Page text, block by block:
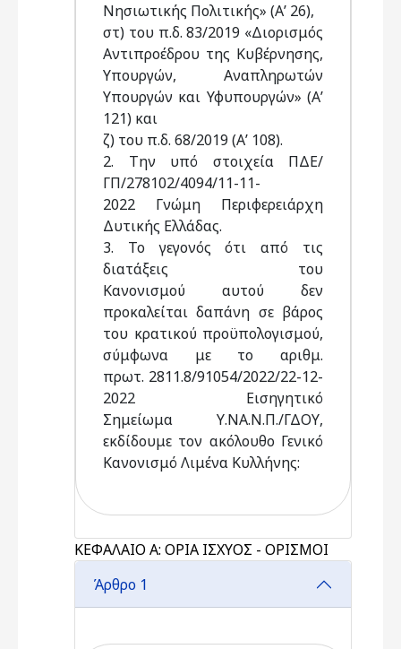
Νησιωτικής Πολιτικής» (Α’ 26),
στ) του π.δ. 83/2019 «Διορισμός
Αντιπροέδρου της Κυβέρνησης,
Υπουργών, Αναπληρωτών
Υπουργών και Υφυπουργών» (Α’
121) και
ζ) του π.δ. 68/2019 (Α’ 108).
2. Την υπό στοιχεία ΠΔΕ/
ΓΠ/278102/4094/11-11-
2022 Γνώμη Περιφερειάρχη
Δυτικής Ελλάδας.
3. Το γεγονός ότι από τις
διατάξεις του
Κανονισμού αυτού δεν
προκαλείται δαπάνη σε βάρος
του κρατικού προϋπολογισμού,
σύμφωνα με το αριθμ.
πρωτ. 2811.8/91054/2022/22-12-
2022 Εισηγητικό
Σημείωμα Υ.ΝΑ.Ν.Π./ΓΔΟΥ,
εκδίδουμε τον ακόλουθο Γενικό
Κανονισμό Λιμένα Κυλλήνης:
ΚΕΦΑΛΑΙΟ Α: ΟΡΙΑ ΙΣΧΥΟΣ - ΟΡΙΣΜΟΙ
Άρθρο 1